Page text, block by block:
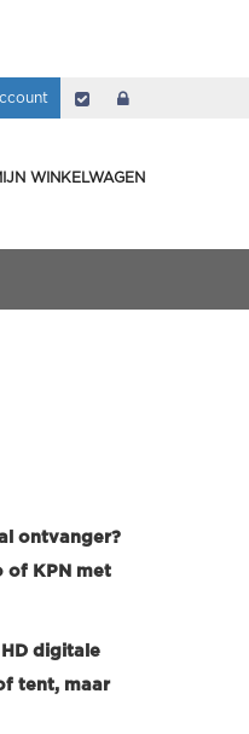
Afrekenen
WINKELWAGEN
ontvanger?
of KPN met
digitale
tent, maar